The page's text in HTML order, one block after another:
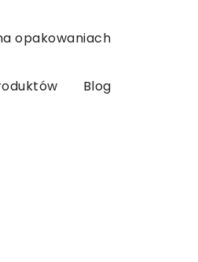
opakowaniach
Blog